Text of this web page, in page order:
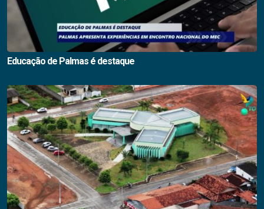
Educação de Palmas é destaque